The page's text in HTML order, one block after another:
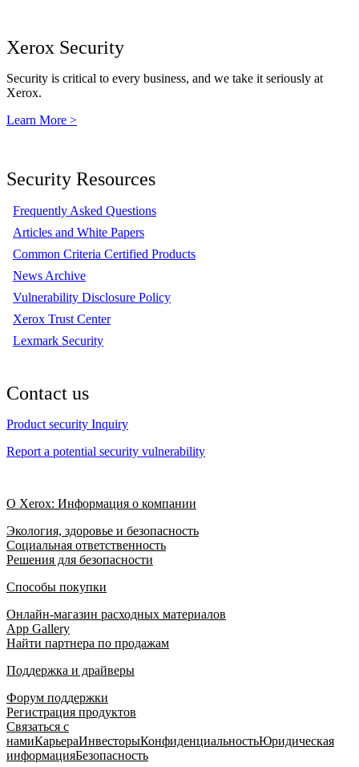
Xerox Security
Security is critical to every business, and we take it seriously at
Xerox.
Learn More >
Security Resources
Frequently Asked Questions
Articles and White Papers
Common Criteria Certified Products
News Archive
Vulnerability Disclosure Policy
Xerox Trust Center
Lexmark Security
Contact us
Product security Inquiry
Report a potential security vulnerability
О Xerox: Информация о компании
Экология, здоровье и безопасность
Социальная ответственность
Решения для безопасности
Способы покупки
Онлайн-магазин расходных материалов
App Gallery
Найти партнера по продажам
Поддержка и драйверы
Форум поддержки
Регистрация продуктов
Связаться с
намиКарьераИнвесторыКонфиденциальностьЮридическая
информацияБезопасность